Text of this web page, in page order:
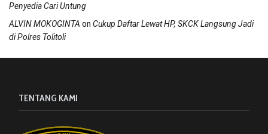
Penyedia Cari Untung
ALVIN MOKOGINTA on Cukup Daftar Lewat HP, SKCK Langsung Jadi
di Polres Tolitoli
TENTANG KAMI